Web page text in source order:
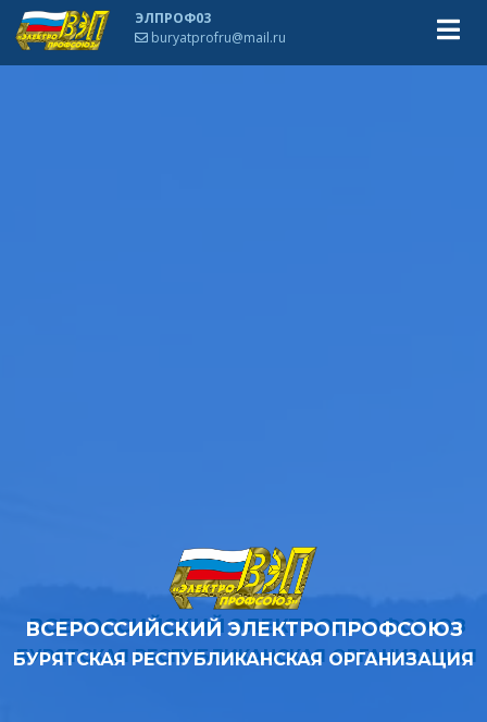
ЭЛПРОФ03
buryatprofru@mail.ru
ВСЕРОССИЙСКИЙ ЭЛЕКТРОПРОФСОЮЗ
БУРЯТСКАЯ РЕСПУБЛИКАНСКАЯ ОРГАНИЗАЦИЯ